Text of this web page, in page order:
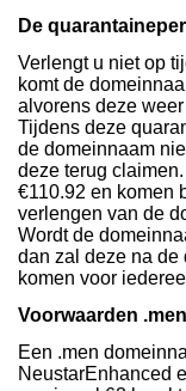
De
Verlengt u niet op
komt de
alvorens deze
Tijdens deze
de domeinnaam
deze terug
€110.92 en komen
verlengen van de
Wordt de
dan zal deze na
komen voor
Voorwaarden
Een .men
NeustarEnhanced